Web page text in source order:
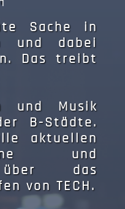
Sache in
und dabei
Das treibt
und Musik
B-Städte.
aktuellen
und
über das
von TECH.